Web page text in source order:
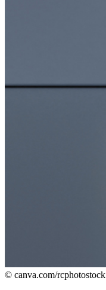
© canva.com/rcphotostock